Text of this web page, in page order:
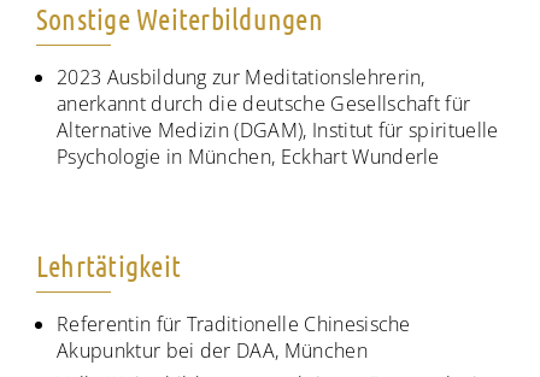
Sonstige Weiterbildungen
2023 Ausbildung zur Meditationslehrerin,
anerkannt durch die deutsche Gesellschaft für
Alternative Medizin (DGAM), Institut für spirituelle
Psychologie in München, Eckhart Wunderle
Lehrtätigkeit
Referentin für Traditionelle Chinesische
Akupunktur bei der DAA, München